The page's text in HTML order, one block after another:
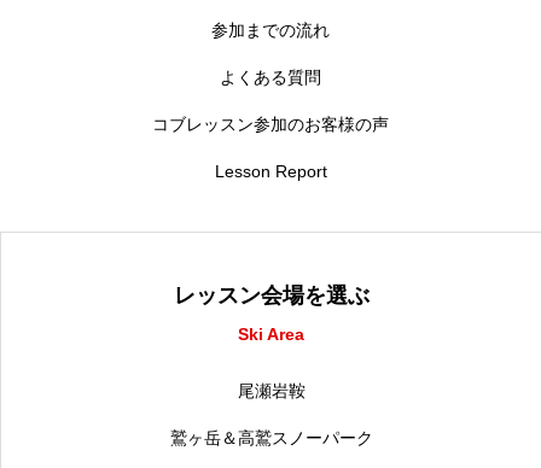
参加までの流れ
よくある質問
コブレッスン参加のお客様の声
Lesson Report
レッスン会場を選ぶ
Ski Area
尾瀬岩鞍
鷲ヶ岳＆高鷲スノーパーク